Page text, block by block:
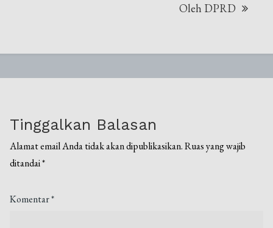
Oleh DPRD
Tinggalkan Balasan
Alamat email Anda tidak akan dipublikasikan. Ruas yang wajib
ditandai*
Komentar*